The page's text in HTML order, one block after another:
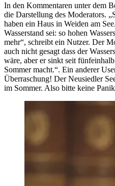
In den Kommentaren unter dem
die Darstellung des Moderators.
haben ein Haus in Weiden am
Wasserstand sei: so hohen
mehr“, schreibt ein Nutzer. Der
auch nicht gesagt dass der
wäre, aber er sinkt seit
Sommer macht.“. Ein anderer
Überraschung! Der Neusiedler
im Sommer. Also bitte keine